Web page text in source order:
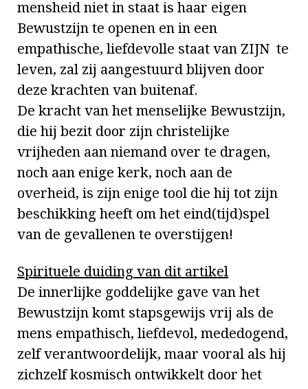
mensheid niet in staat is haar eigen
Bewustzijn te openen en in een
empathische, liefdevolle staat van ZIJN te
leven, zal zij aangestuurd blijven door
deze krachten van buitenaf.
De kracht van het menselijke Bewustzijn,
die hij bezit door zijn christelijke
vrijheden aan niemand over te dragen,
noch aan enige kerk, noch aan de
overheid, is zijn enige tool die hij tot zijn
beschikking heeft om het eind(tijd)spel
van de gevallenen te overstijgen!
Spirituele duiding van dit artikel
De innerlijke goddelijke gave van het
Bewustzijn komt stapsgewijs vrij als de
mens empathisch, liefdevol, mededogend,
zelf verantwoordelijk, maar vooral als hij
zichzelf kosmisch ontwikkelt door het